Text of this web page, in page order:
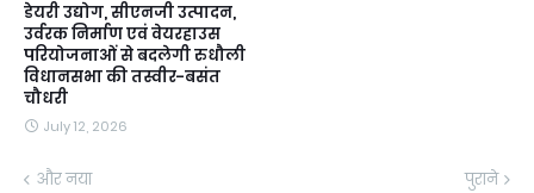
डेयरी उद्योग, सीएनजी उत्पादन,
उर्वरक निर्माण एवं वेयरहाउस
परियोजनाओं से बदलेगी रुधौली
विधानसभा की तस्वीर-बसंत
चौधरी
July 12, 2026
और नया पुराने